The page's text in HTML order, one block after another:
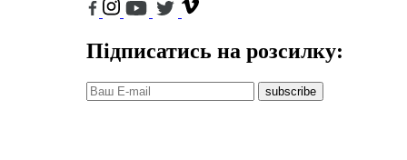
Підписатись на розсилку:
subscribe